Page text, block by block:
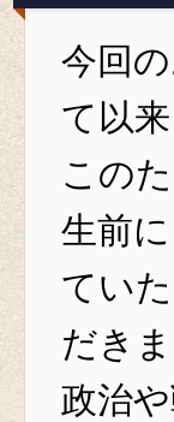
今回
て以
この
生前
てい
だきま
政治